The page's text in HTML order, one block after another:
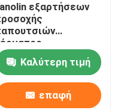
εξαρτήσεων
βάλσαμο
80ml κρέμας
Καλύτερη τιμή
επαφή